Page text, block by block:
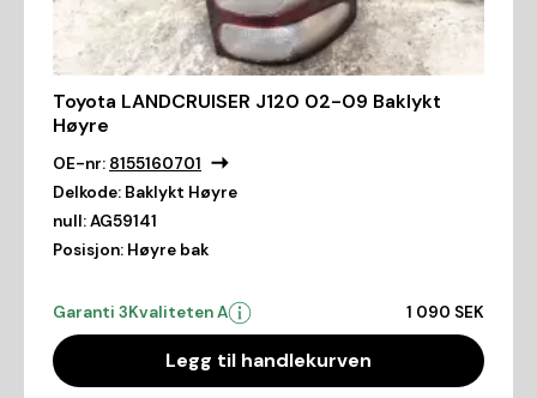
Toyota LANDCRUISER J120 02-09 Baklykt
Høyre
OE-nr: 8155160701
Delkode: Baklykt Høyre
null:AG59141
Posisjon: Høyre bak
Garanti 3Kvaliteten A 1 090 SEK
Legg til handlekurven